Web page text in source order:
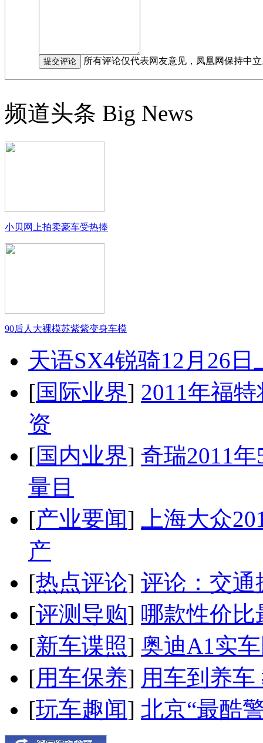
所有评论仅代表网友意见，凤凰网保持中
频道头条 Big News
小贝网上拍卖豪车受热捧
90后人大裸模苏紫紫变身车模
天语SX4锐骑12月26
[国际业界] 2011年福
资
[国内业界] 奇瑞2011
量目
[产业要闻]
上海大众
产
[热点评论] 评论：交通
[评测导购] 哪款性价比
[新车谍照] 奥迪A1实
[用车保养] 用车到养
[玩车趣闻] 北京“最酷